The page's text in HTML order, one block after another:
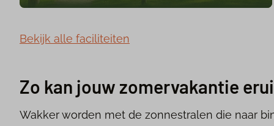
Bekijk alle faciliteiten
Zo kan jouw zomervakantie
Wakker worden met de zonnestralen die naar